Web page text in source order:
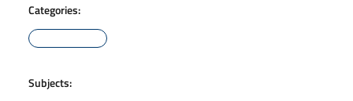
Categories:
Subjects: